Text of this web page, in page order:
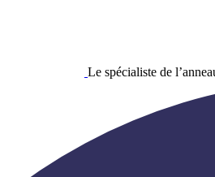
Le spécialiste de